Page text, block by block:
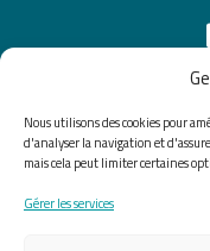
Nous utilisons des cookies pour
d'analyser la navigation et
mais cela peut limiter certaines
Gérer les services
Du lundi au